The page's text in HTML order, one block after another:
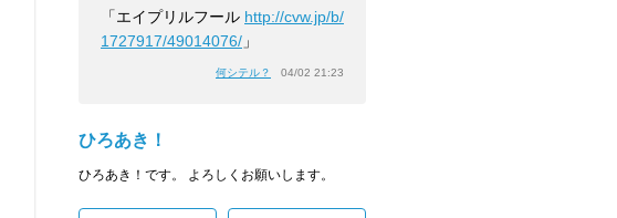
「エイプリルフール http://cvw.jp/b/
1727917/49014076/ 」
何シテル？ 04/02 21:23
ひろあき！
ひろあき！です。 よろしくお願いします。